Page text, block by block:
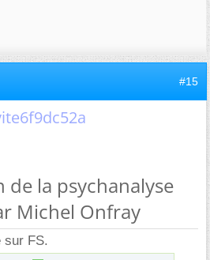
#15
de la psychanalyse
Michel Onfray
sur FS.